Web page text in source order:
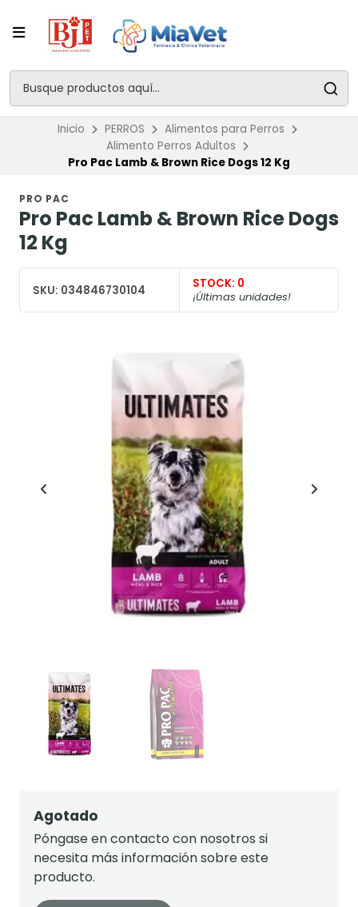
Inicio PERROS
Alimentos para Perros
Alimento Perros Adultos
Pro Pac Lamb & Brown Rice Dogs 12 Kg
PRO PAC
Pro Pac Lamb & Brown Rice Dogs
12 Kg
SKU: 034846730104 STOCK: 0
¡Últimas unidades!
Agotado
Póngase en contacto con nosotros si
necesita más información sobre este
producto.